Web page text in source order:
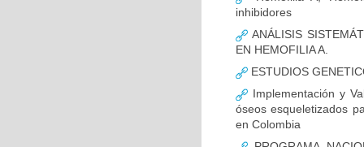
inhibidores
ANÁLISIS
EN HEMOFILIA A.
ESTUDIOS
Implementación y
óseos esqueletizados
en Colombia